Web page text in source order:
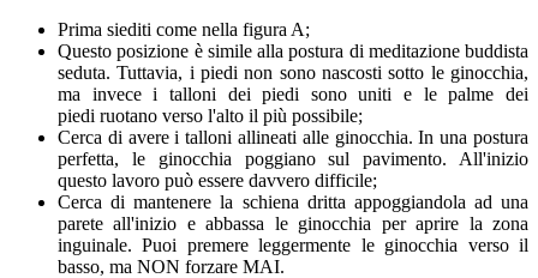
Prima siediti come nella figura A;
Questo posizione è simile alla postura di meditazione buddista
seduta. Tuttavia, i piedi non sono nascosti sotto le ginocchia,
ma invece i talloni dei piedi sono uniti e le palme dei
piedi ruotano verso l'alto il più possibile;
Cerca di avere i talloni allineati alle ginocchia. In una postura
perfetta, le ginocchia poggiano sul pavimento. All'inizio
questo lavoro può essere davvero difficile;
Cerca di mantenere la schiena dritta appoggiandola ad una
parete all'inizio e abbassa le ginocchia per aprire la zona
inguinale. Puoi premere leggermente le ginocchia verso il
basso, ma NON forzare MAI.